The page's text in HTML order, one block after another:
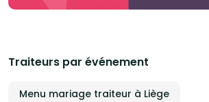
Traiteurs par événement
Menu mariage traiteur à Liège